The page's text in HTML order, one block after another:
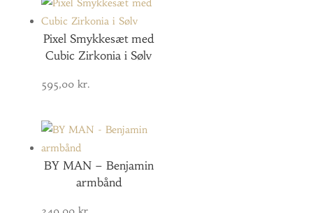
Pixel Smykkesæt med
Cubic Zirkonia i Sølv
595,00 kr.
BY MAN – Benjamin
armbånd